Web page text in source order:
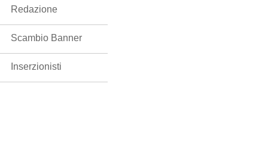
Redazione
Scambio Banner
Inserzionisti